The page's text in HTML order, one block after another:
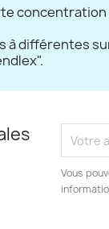
à différentes
Vous